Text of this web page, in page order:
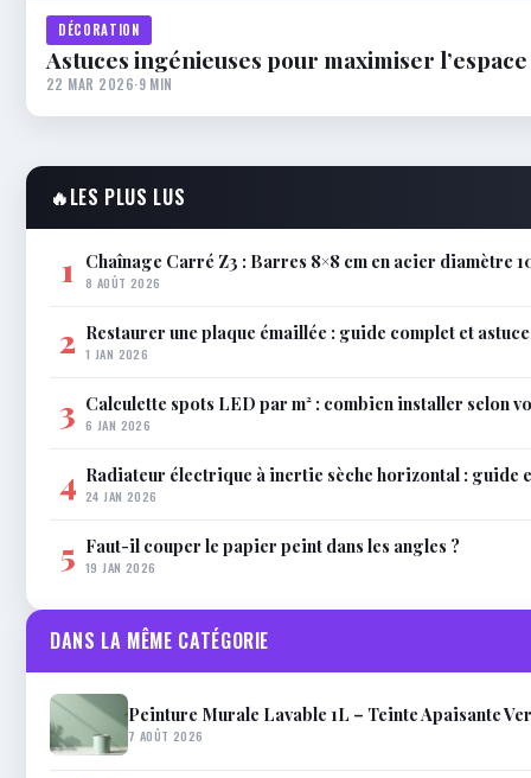
DÉCORATION
Astuces ingénieuses pour maximiser
22 MAR 2026·9 MIN
🔥LES PLUS LUS
1 Chaînage Carré Z3 : Barres 8×8 cm en acier diamètre
8 AOÛT 2026
2 Restaurer une plaque émaillée : guide complet et
1 JAN 2026
3 Calculette spots LED par m² : combien installer selon
6 JAN 2026
4 Radiateur électrique à inertie sèche horizontal : guide
24 JAN 2026
5 Faut-il couper le papier peint dans les angles ?
19 JAN 2026
DANS LA MÊME CATÉGORIE
Peinture Murale Lavable 1L – Teinte Apaisante
7 AOÛT 2026